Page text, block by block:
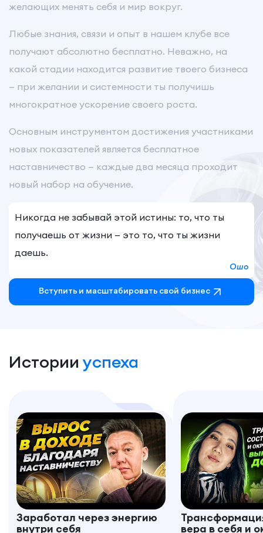
желающих менять себя и мир вокруг.
Любые знания, связи и опыт в нашем клубе все
получают абсолютно бесплатно. Неважно, на
какой стадии находится развитие твоего бизнеса
— при желании и системности ты получишь
многократное ускорение своего роста.
Основным инструментом достижения участниками
новых показателей является бесплатное
наставничество — каждые два месяца проходит
новый набор на обучение.
Никогда не забывай этой истины: то, что ты
получаешь от жизни — это то, что ты жизни
даешь.
Ошо
Вступить и маcштабировать свой бизнес
Истории успеха
Заработал через энергию
внутри себя
вера в себя и